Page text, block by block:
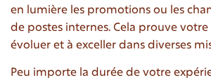
en lumière les promotions ou les
de postes internes. Cela prouve votre
évoluer et à exceller dans diverses
Peu importe la durée de votre